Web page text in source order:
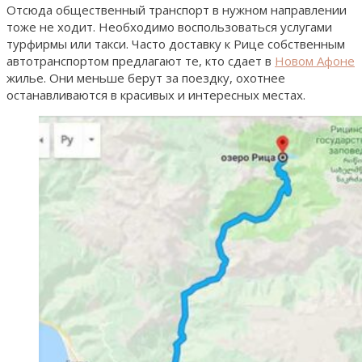
Отсюда общественный транспорт в нужном направлении
тоже не ходит. Необходимо воспользоваться услугами
турфирмы или такси. Часто доставку к Рице собственным
автотранспортом предлагают те, кто сдает в Новом Афоне
жилье. Они меньше берут за поездку, охотнее
останавливаются в красивых и интересных местах.